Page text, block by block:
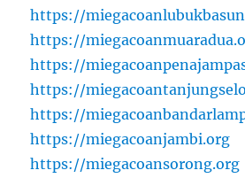
https://
https://
https://
https://
https://
https://miegacoanjambi.org
https://miegacoansorong.org